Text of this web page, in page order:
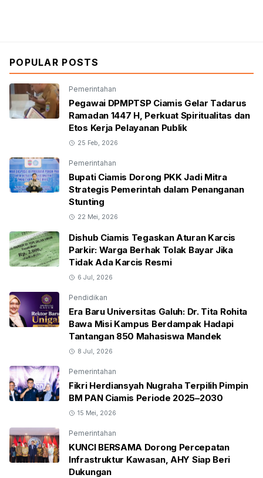
POPULAR POSTS
Pemerintahan
Pegawai DPMPTSP Ciamis Gelar Tadarus
Ramadan 1447 H, Perkuat Spiritualitas dan
Etos Kerja Pelayanan Publik
25 Feb, 2026
Pemerintahan
Bupati Ciamis Dorong PKK Jadi Mitra
Strategis Pemerintah dalam Penanganan
Stunting
22 Mei, 2026
Dishub Ciamis Tegaskan Aturan Karcis
Parkir: Warga Berhak Tolak Bayar Jika
Tidak Ada Karcis Resmi
6 Jul, 2026
Pendidikan
Era Baru Universitas Galuh: Dr. Tita Rohita
Bawa Misi Kampus Berdampak Hadapi
Tantangan 850 Mahasiswa Mandek
8 Jul, 2026
Pemerintahan
Fikri Herdiansyah Nugraha Terpilih Pimpin
BM PAN Ciamis Periode 2025–2030
15 Mei, 2026
Pemerintahan
KUNCI BERSAMA Dorong Percepatan
Infrastruktur Kawasan, AHY Siap Beri
Dukungan